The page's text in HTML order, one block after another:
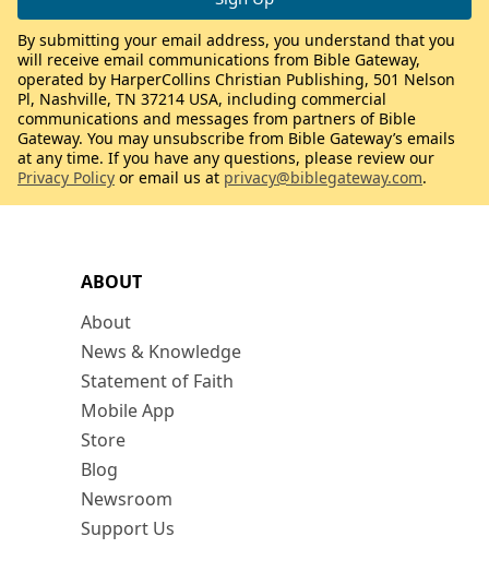
ABOUT
About
News & Knowledge
Statement of Faith
Mobile App
Store
Blog
Newsroom
Support Us
By submitting your email address, you understand that you
will receive email communications from Bible Gateway,
operated by HarperCollins Christian Publishing, 501 Nelson
Pl, Nashville, TN 37214 USA, including commercial
communications and messages from partners of Bible
Gateway. You may unsubscribe from Bible Gateway’s emails
at any time. If you have any questions, please review our
Privacy Policy or email us at privacy@biblegateway.com.